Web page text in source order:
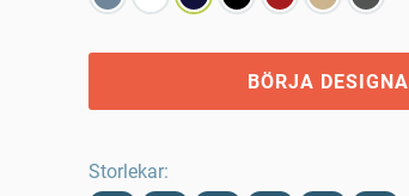
BÖRJA DESIGNA
Storlekar: